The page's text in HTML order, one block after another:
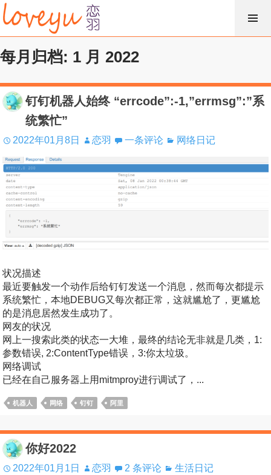
跳
过
内
容
每月归档: 1 月 2022
钉钉机器人始终 “errcode”:-1,”errmsg”:”系
统繁忙”
2022年01月8日 恋羽 一条评论 网络日记
状况描述
最近要触发一个动作后给钉钉发送一个消息，然而每次都提示
系统繁忙，本地DEBUG又每次都正常，这就尴尬了，更尴尬
的是消息居然发生成功了。
网友的状况
网上一搜索此类的状态一大堆，最终的结论无非就是几类，1:
参数错误, 2:ContentType错误，3:你太垃圾。
网络调试
已经在自己服务器上用mitmproy进行调试了，...
机器人 网络 钉钉 阿里
你好2022
2022年01月1日 恋羽 2 条评论 生活日记